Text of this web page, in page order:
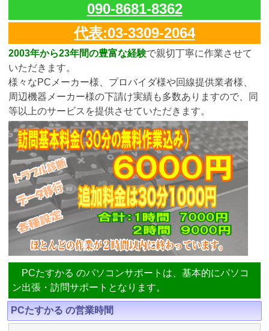
090-8681-8362
代表:03-3309-2064
2003年から23年間の豊富な経験で親切丁寧に作業させて
いただきます。
様々なPCメーカー様、プロバイダ様や回線提供業者様、
周辺機器メーカー様の下請け実績も多数ありますので、同
等以上のサービスを提供させていただきます。
PCたすかる のパソコンサポートは、基本的にパソコ
ン出張・訪問サポートとなります。
PCたすかる の営業時間